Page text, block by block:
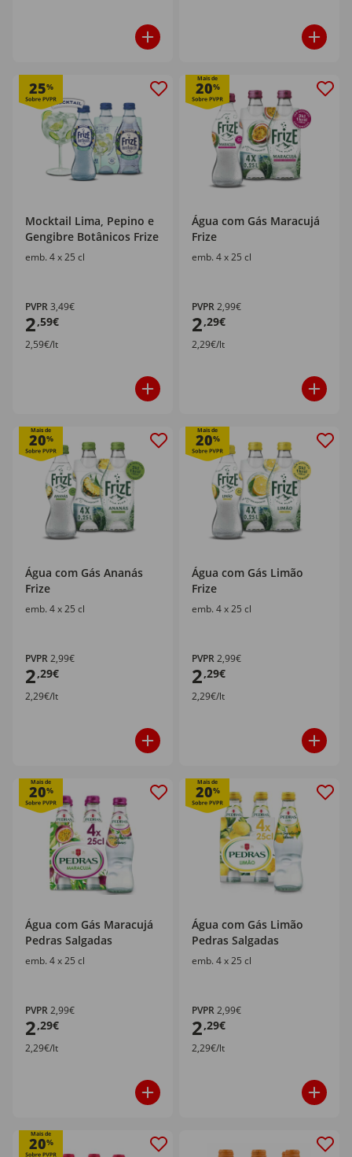
25%
Mocktail Lima, Pepino e
Gengibre Botânicos Frize
emb. 4 x 25 cl
PVPR3,49€
2,59€
2,59€/lt
Mais de
20%
Água com Gás Maracujá
Frize
emb. 4 x 25 cl
PVPR2,99€
2,29€
2,29€/lt
Mais de
20%
Água com Gás Ananás
Frize
emb. 4 x 25 cl
PVPR2,99€
2,29€
2,29€/lt
Mais de
20%
Água com Gás Limão
Frize
emb. 4 x 25 cl
PVPR2,99€
2,29€
2,29€/lt
Mais de
20%
Água com Gás Maracujá
Pedras Salgadas
emb. 4 x 25 cl
PVPR2,99€
2,29€
2,29€/lt
Mais de
20%
Água com Gás Limão
Pedras Salgadas
emb. 4 x 25 cl
PVPR2,99€
2,29€
2,29€/lt
Mais de
20%